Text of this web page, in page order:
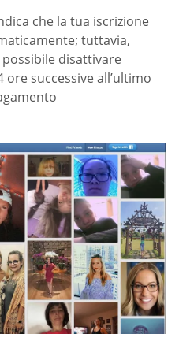
che la tua iscrizione
tuttavia,
disattivare
ore successive all’ultimo